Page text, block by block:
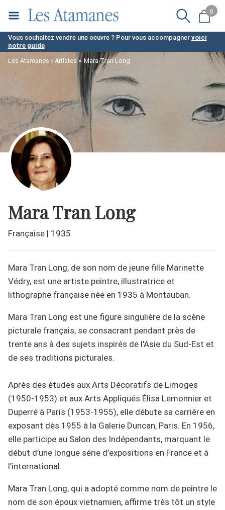
au
contenu
principal
0
Vous souhaitez vendre une oeuvre ? Pour vous accompagner voici
notre guide
Les Atamanes
Artistes Mara Tran Long
Mara Tran Long
Française| 1935
Mara Tran Long, de son nom de jeune fille Marinette
Védry, est une artiste peintre, illustratrice et
lithographe française née en 1935 à Montauban.
Mara Tran Long est une figure singulière de la scène
picturale français, se consacrant pendant près de
trente ans à des sujets inspirés de l'Asie du Sud-Est et
de ses traditions picturales.
Après des études aux Arts Décoratifs de Limoges
(1950-1953) et aux Arts Appliqués Élisa Lemonnier et
Duperré à Paris (1953-1955), elle débute sa carrière en
exposant dès 1955 à la Galerie Duncan, Paris. En 1956,
elle participe au Salon des Indépendants, marquant le
début d’une longue série d’expositions en France et à
l’international.
Mara Tran Long, qui a adopté comme nom de peintre le
nom de son époux vietnamien, affirme très tôt un style